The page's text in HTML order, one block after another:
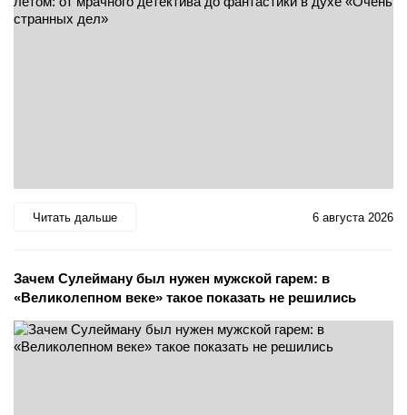
Читать дальше 6 августа 2026
Зачем Сулейману был нужен мужской гарем: в
«Великолепном веке» такое показать не решились